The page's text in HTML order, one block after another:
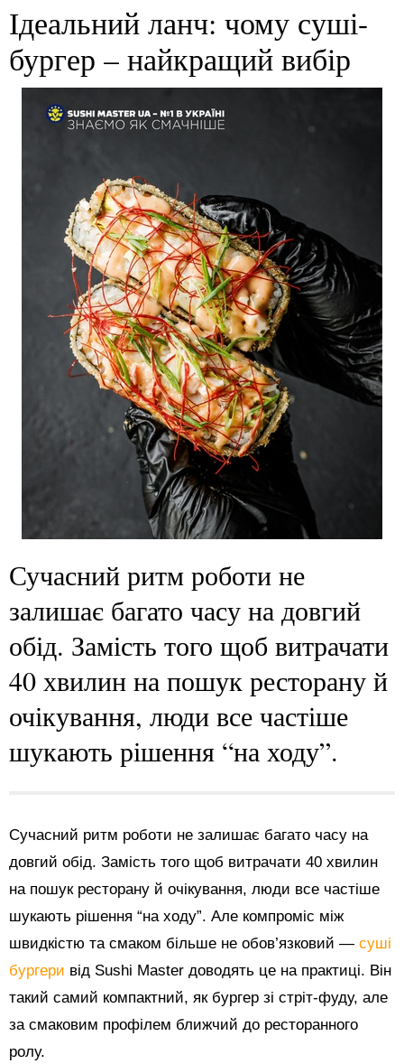
Ідеальний ланч: чому суші-
бургер – найкращий вибір
Сучасний ритм роботи не
залишає багато часу на довгий
обід. Замість того щоб витрачати
40 хвилин на пошук ресторану й
очікування, люди все частіше
шукають рішення “на ходу”.
Сучасний ритм роботи не залишає багато часу на
довгий обід. Замість того щоб витрачати 40 хвилин
на пошук ресторану й очікування, люди все частіше
шукають рішення “на ходу”. Але компроміс між
швидкістю та смаком більше не обов’язковий — суші
бургери від Sushi Master доводять це на практиці. Він
такий самий компактний, як бургер зі стріт-фуду, але
за смаковим профілем ближчий до ресторанного
ролу.